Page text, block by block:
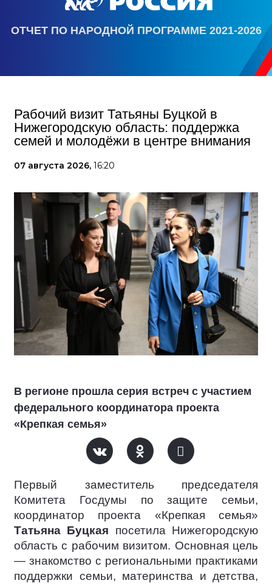
ОТЧЕТ ПО НАРОДНОЙ ПРОГРАММЕ 2021-2026
Рабочий визит Татьяны Буцкой в
Нижегородскую область: поддержка
семей и молодёжи в центре внимания
07 августа 2026, 16:20
В регионе прошла серия встреч с участием
федерального координатора проекта
«Крепкая семья»
Первый заместитель председателя
Комитета Госдумы по защите семьи,
координатор проекта «Крепкая семья»
Татьяна Буцкая посетила Нижегородскую
область с рабочим визитом. Основная цель
— знакомство с региональными практиками
поддержки семьи, материнства и детства,